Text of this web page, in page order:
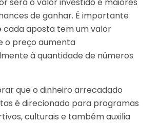
de ganhar. É importante
cada aposta tem um valor
o preço aumenta
à quantidade de números
que o dinheiro arrecadado
é direcionado para programas
culturais e também auxilia